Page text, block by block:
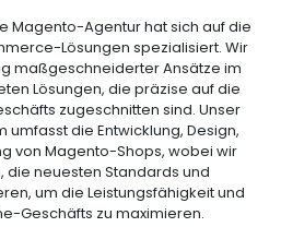
Magento-Agentur hat sich auf die
Lösungen spezialisiert. Wir
maßgeschneiderter Ansätze im
Lösungen, die präzise auf die
zugeschnitten sind. Unser
umfasst die Entwicklung, Design,
von Magento-Shops, wobei wir
die neuesten Standards und
um die Leistungsfähigkeit und
Geschäfts zu maximieren.